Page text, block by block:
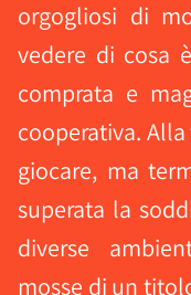
orgogliosi di
vedere di cosa
comprata e
cooperativa.
giocare, ma
superata la
diverse
mosse di un